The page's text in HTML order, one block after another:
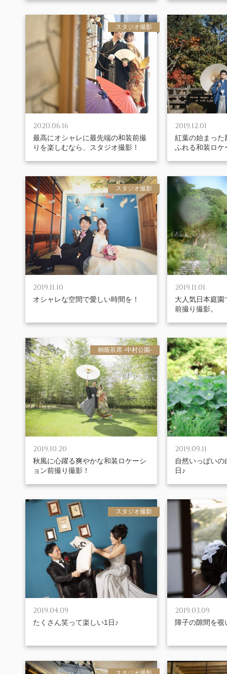
2020.06.16
最高にオシャレに最先端の和装前撮
りを楽しむなら、スタジオ撮影！
スタジオ撮影
2019.12.01
紅葉の始まった
ふれる和装ロ
2019.11.10
オシャレな空間で愛しい時間を！
スタジオ撮影
2019.11.01
大人気日本庭
前撮り撮影。
2019.10.20
秋風に心躍る爽やかな和装ロケーシ
ョン前撮り撮影！
桐蔭茶席 -中村公園-
2019.09.11
自然いっぱい
日♪
2019.04.09
たくさん笑って楽しい1日♪
スタジオ撮影
2019.03.09
障子の隙間を